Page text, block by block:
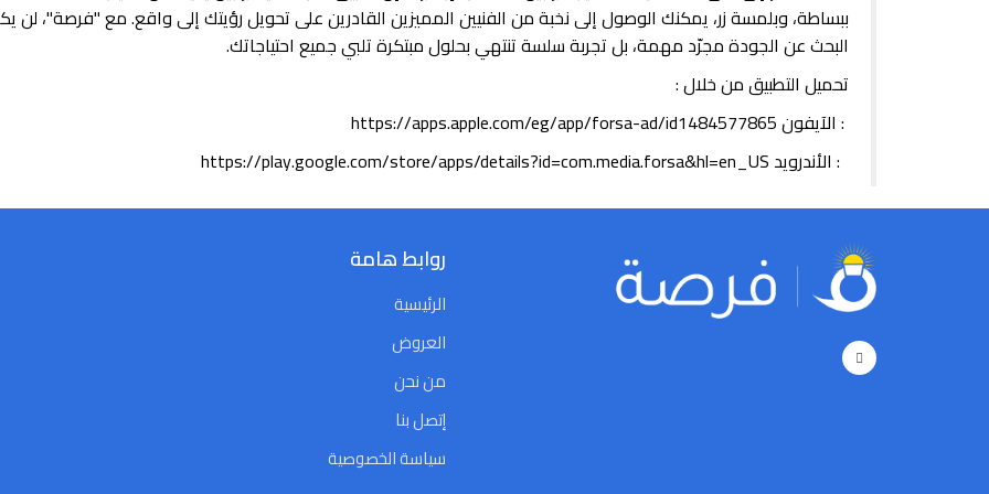
ببساطة، وبلمسة زر، يمكنك الوصول إلى نخبة من الفنيين المميزين القادرين على تحويل رؤيتك إلى واقع. مع "فرصة"، لن
البحث عن الجودة مجرّد مهمة، بل تجربة سلسة تنتهي بحلول مبتكرة تلبي جميع احتياجاتك.
تحميل التطبيق من خلال :
: ‎الآيفون
https://apps.apple.com/eg/app/forsa-ad/id1484577865
روابط هامة
الرئيسية
العروض
من نحن
إتصل بنا
سياسة الخصوصية